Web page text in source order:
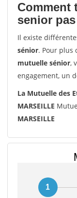
Comment
senior
Il existe
sénior. Pour plus
mutuelle sénior,
engagement, un
La Mutuelle des
MARSEILLE
MARSEILLE